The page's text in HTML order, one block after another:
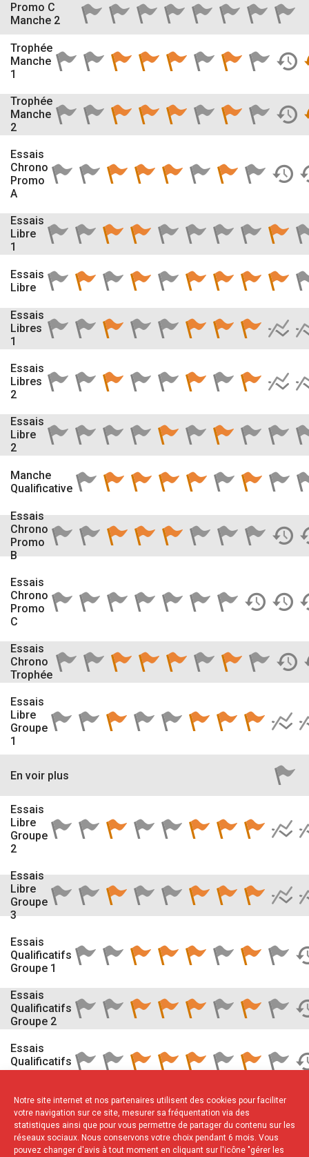
Notre site internet et nos partenaires utilisent des cookies pour faciliter
votre navigation sur ce site, mesurer sa fréquentation via des
statistiques ainsi que pour vous permettre de partager du contenu sur les
réseaux sociaux. Nous conservons votre choix pendant 6 mois. Vous
pouvez changer d'avis à tout moment en cliquant sur l'icône "gérer les
Promo C
Manche 2
Trophée
Manche
1
Trophée
Manche
2
Essais
Chrono
Promo
A
Essais
Libre
1
Essais
Libre
Essais
Libres
1
Essais
Libres
2
Essais
Libre
2
Manche
Qualificative
Essais
Chrono
Promo
B
Essais
Chrono
Promo
C
Essais
Chrono
Trophée
Essais
Libre
Groupe
1
En voir plus
Essais
Libre
Groupe
2
Essais
Libre
Groupe
3
Essais
Qualificatifs
Groupe 1
Essais
Qualificatifs
Groupe 2
Essais
Qualificatifs
Groupe 3
NOS PARTENAIRES